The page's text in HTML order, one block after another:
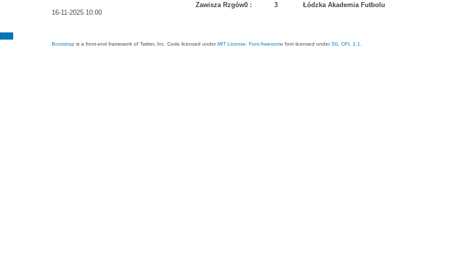
Zawisza Rzgów0 : 3
Łódzka Akademia Futbolu
16-11-2025 10:00
Bootstrap is a front-end framework of Twitter, Inc. Code licensed underMIT License. Font Awesome font licensed underSIL OFL 1.1